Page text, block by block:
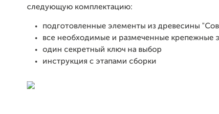
следующую комплектацию:
подготовленные элементы из древесины
все необходимые и размеченные крепежные
один секретный ключ на выбор
инструкция с этапами сборки